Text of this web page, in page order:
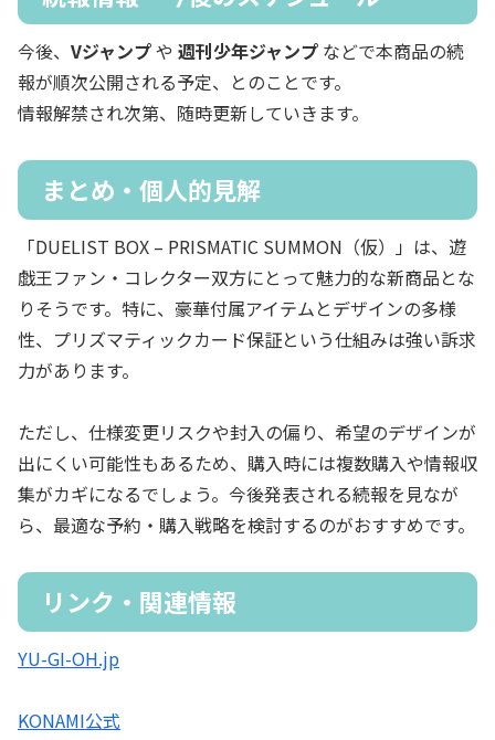
今後、 Vジャンプや 週刊少年ジャンプ などで本商品の続
報が順次公開される予定、とのことです。
情報解禁され次第、随時更新していきます。
まとめ・個人的見解
「DUELIST BOX – PRISMATIC SUMMON（仮）」は、遊
戯王ファン・コレクター双方にとって魅力的な新商品とな
りそうです。特に、豪華付属アイテムとデザインの多様
性、プリズマティックカード保証という仕組みは強い訴求
力があります。
ただし、仕様変更リスクや封入の偏り、希望のデザインが
出にくい可能性もあるため、購入時には複数購入や情報収
集がカギになるでしょう。今後発表される続報を見なが
ら、最適な予約・購入戦略を検討するのがおすすめです。
リンク・関連情報
YU-GI-OH.jp
KONAMI公式